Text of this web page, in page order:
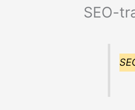
SEO-